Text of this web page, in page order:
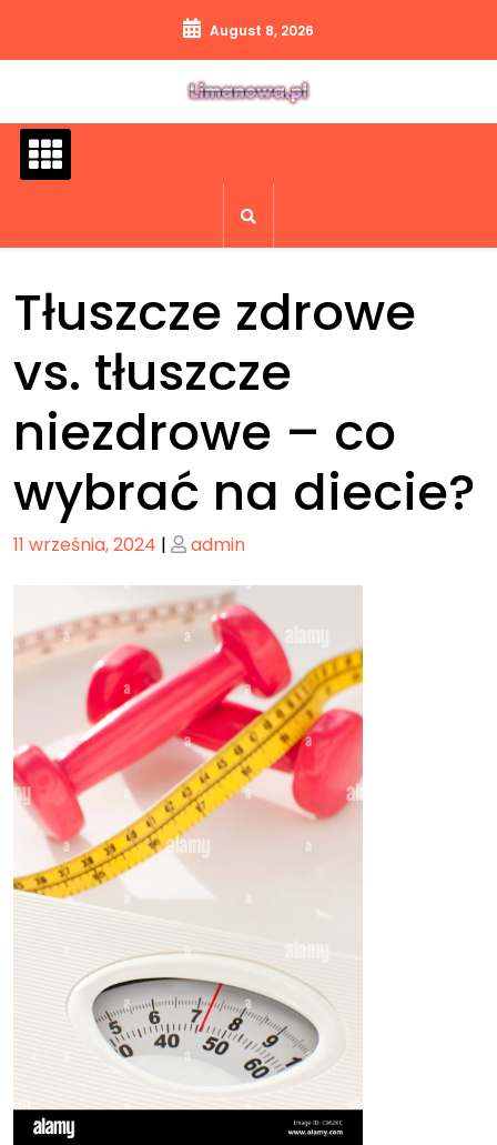
content
August 8, 2026
Tłuszcze zdrowe
vs. tłuszcze
niezdrowe – co
wybrać na diecie?
Posted
11 września, 2024 | Posted
admin